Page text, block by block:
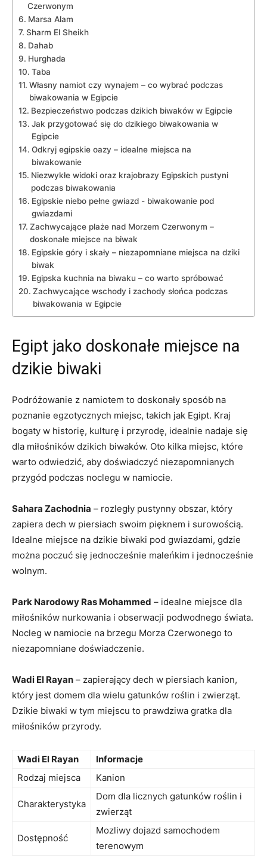
Czerwonym
Marsa Alam
Sharm El Sheikh
Dahab
Hurghada
Taba
Własny namiot czy ‌wynajem – co⁤ wybrać podczas
biwakowania ⁢w‌ Egipcie
Bezpieczeństwo podczas dzikich biwaków w Egipcie
Jak⁢ przygotować się do dzikiego biwakowania w
Egipcie
Odkryj egipskie oazy – idealne miejsca na
biwakowanie
Niezwykłe​ widoki oraz krajobrazy​ Egipskich pustyni
podczas biwakowania
Egipskie⁤ niebo pełne gwiazd ‍- biwakowanie pod
gwiazdami
Zachwycające plaże nad Morzem Czerwonym –
doskonałe miejsce na biwak
Egipskie góry i⁢ skały – niezapomniane miejsca ⁣na dziki ​
biwak
Egipska kuchnia na biwaku – co warto spróbować
Zachwycające wschody i zachody słońca podczas
biwakowania⁤ w Egipcie
Egipt ​jako doskonałe miejsce na
dzikie biwaki
Podróżowanie z ⁣namiotem to doskonały sposób ‍na
poznanie egzotycznych miejsc, ⁢takich jak Egipt. Kraj⁣
bogaty w historię, ​kulturę i przyrodę, idealnie nadaje się
dla miłośników ​dzikich⁣ biwaków. Oto kilka ‍miejsc, które‍
warto ‌odwiedzić, aby doświadczyć niezapomnianych
przygód⁣ podczas noclegu w namiocie.
Sahara Zachodnia – rozległy pustynny obszar, który
zapiera dech w piersiach swoim pięknem i surowością.
Idealne miejsce na⁣ dzikie⁤ biwaki pod gwiazdami, gdzie
można ⁤poczuć się jednocześnie maleńkim i​ jednocześnie
wolnym.
Park Narodowy Ras Mohammed – idealne miejsce dla⁢
miłośników nurkowania i​ obserwacji podwodnego ⁤świata.
Nocleg w namiocie na brzegu Morza Czerwonego to
niezapomniane doświadczenie.
Wadi ⁣El Rayan – zapierający dech‍ w‍ piersiach kanion,
‍który ‍jest domem dla wielu gatunków roślin i zwierząt.
Dzikie biwaki w tym miejscu to prawdziwa⁣ gratka dla
miłośników przyrody.
Wadi El Rayan
Informacje
Rodzaj miejsca
Kanion
Charakterystyka
Dom‌ dla licznych gatunków roślin i
zwierząt
Dostępność
Mozliwy dojazd samochodem
⁢terenowym